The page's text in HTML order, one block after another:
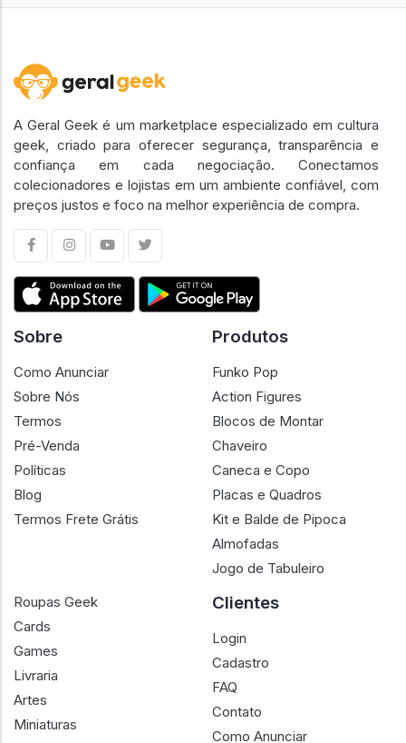
A Geral Geek é um marketplace especializado em cultura
geek, criado para oferecer segurança, transparência e
confiança em cada negociação. Conectamos
colecionadores e lojistas em um ambiente confiável, com
preços justos e foco na melhor experiência de compra.
Sobre
Como Anunciar
Sobre Nós
Termos
Pré-Venda
Políticas
Blog
Termos Frete Grátis
Produtos
Funko Pop
Action Figures
Blocos de Montar
Chaveiro
Caneca e Copo
Placas e Quadros
Kit e Balde de Pipoca
Almofadas
Jogo de Tabuleiro
Roupas Geek
Cards
Games
Livraria
Artes
Miniaturas
Clientes
Login
Cadastro
FAQ
Contato
Como Anunciar